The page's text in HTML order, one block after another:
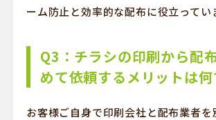
ーム防止と効率的な配布に役立ってい
Q3：チラシの印刷から配
めて依頼するメリットは何
お客様ご自身で印刷会社と配布業者を